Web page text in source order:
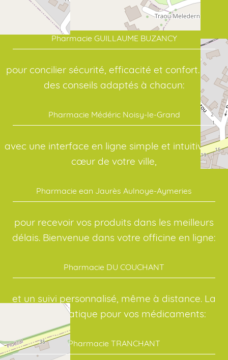
point de repère en santé:
Pharmacie GUILLAUME BUZANCY
pour concilier sécurité, efficacité et confort. Pour
des conseils adaptés à chacun:
Pharmacie Médéric Noisy-le-Grand
avec une interface en ligne simple et intuitive. Au
cœur de votre ville,
Pharmacie ean Jaurès Aulnoye-Aymeries
pour recevoir vos produits dans les meilleurs
délais. Bienvenue dans votre officine en ligne:
Pharmacie DU COUCHANT
et un suivi personnalisé, même à distance. La
solution pratique pour vos médicaments:
Pharmacie TRANCHANT